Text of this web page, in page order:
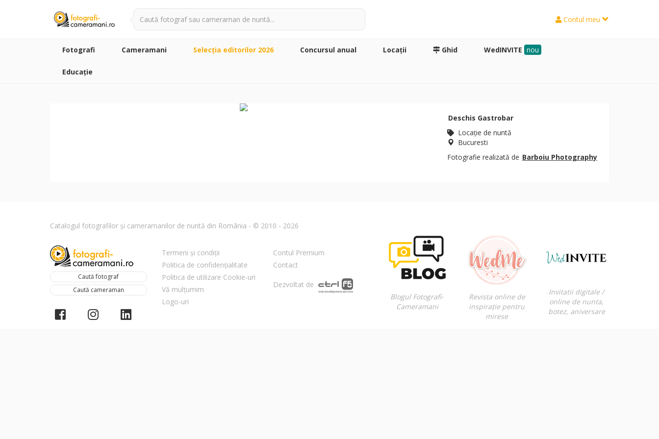
Contul meu
Fotografi Cameramani Selecţia editorilor 2026 Concursul anual Locaţii Ghid WedINVITE nou
Educație
Deschis Gastrobar
Locaţie de nuntă
Bucuresti
Fotografie realizată de Barboiu Photography
Catalogul fotografilor și cameramanilor de nuntă din România - © 2010 - 2026
Caută fotograf
Caută cameraman
Termeni și condiții
Politica de confidențialitate
Politica de utilizare Cookie-uri
Vă mulțumim
Logo-uri
Contul Premium
Contact
Dezvoltat de
Blogul Fotografi-
Cameramani
Revista online de
inspirație pentru
mirese
Invitatii digitale /
online de nunta,
botez, aniversare